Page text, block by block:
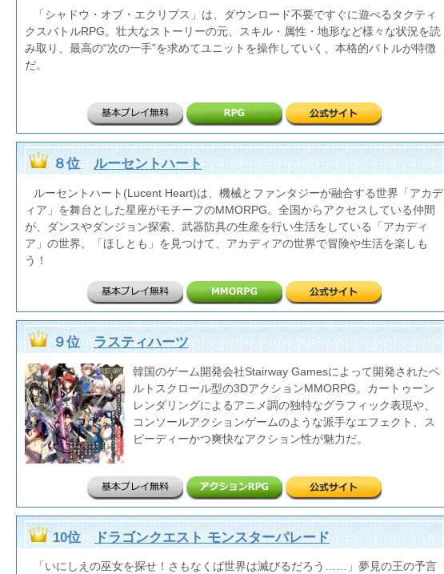
「シャドウ・オブ・エクリプス」は、ダウンロード不要ですぐに遊べるタクティ
クスバトルRPG。壮大なストーリーの元、スキル・属性・地形など様々な状況を読
み取り、最高の“次の一手”を求めてユニットを操作していく、本格的バトルが特徴
だ。
８位ルーセントハート
ルーセントハート(Lucent Heart)は、機械とファンタジーが融合する世界「アカデ
ィア」を舞台とした星座がモチーフのMMORPG。全国からアクセスしている仲間
が、ダンスやダンジョン探索、武器防具の生産を行い生活をしている「アカディ
ア」の世界。「ほしとも」を見つけて、アカディアの世界で冒険や生活を楽しも
う！
９位ラスティハーツ
韓国のゲーム開発会社Stairway Gamesによって開発されたベ
ルトスクロール型の3DアクションMMORPG。カートゥーン
レンダリングによるアニメ調の独特なグラフィック表現や、
コンソールアクションゲームのような派手なエフェクト、ス
ピーディーかつ爽快なアクション性が魅力だ。
10位 ドラゴンクエスト モンスターパレード
「いにしえの巫女を探せ！さもなくば世界は滅びるだろう……」夢見の王の予言